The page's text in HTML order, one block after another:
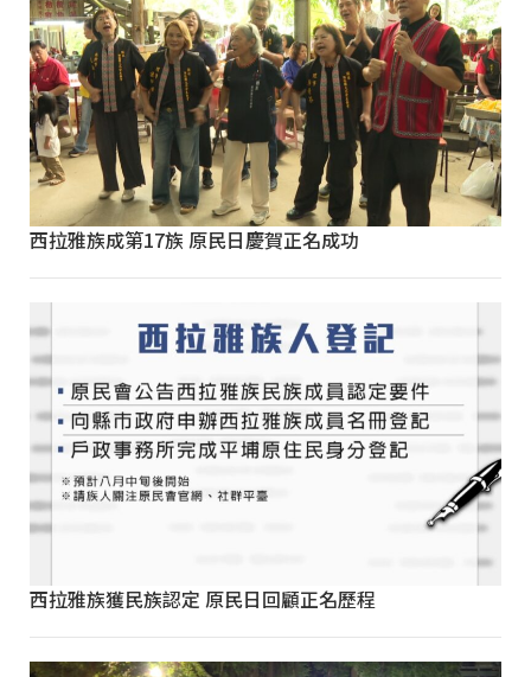
西拉雅族成第17族 原民日慶賀正名成功
西拉雅族獲民族認定 原民日回顧正名歷程